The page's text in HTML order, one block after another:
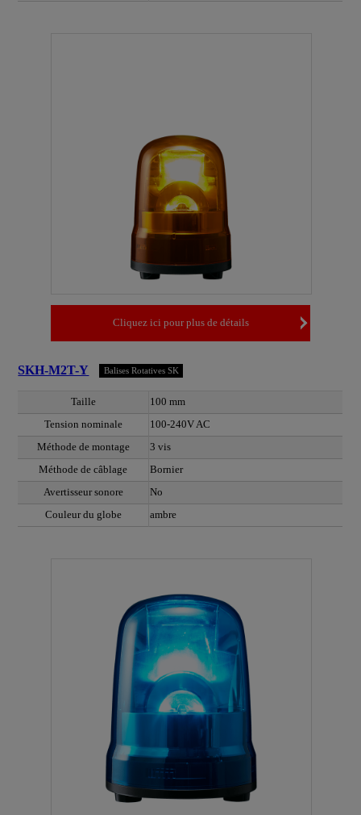
Cliquez ici pour plus de détails
SKH-M2T-Y Balises Rotatives SK
Taille
100 mm
Tension nominale
100-240V AC
Méthode de montage
3 vis
Méthode de câblage
Bornier
Avertisseur sonore
No
Couleur du globe
ambre